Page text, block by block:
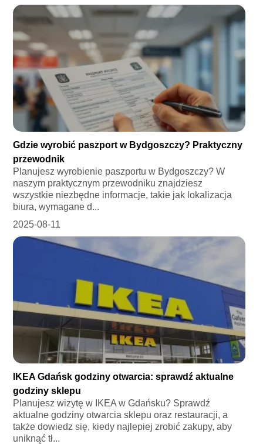
Gdzie wyrobić paszport w Bydgoszczy? Praktyczny
przewodnik
Planujesz wyrobienie paszportu w Bydgoszczy? W
naszym praktycznym przewodniku znajdziesz
wszystkie niezbędne informacje, takie jak lokalizacja
biura, wymagane d...
2025-08-11
IKEA Gdańsk godziny otwarcia: sprawdź aktualne
godziny sklepu
Planujesz wizytę w IKEA w Gdańsku? Sprawdź
aktualne godziny otwarcia sklepu oraz restauracji, a
także dowiedz się, kiedy najlepiej zrobić zakupy, aby
uniknąć tł...